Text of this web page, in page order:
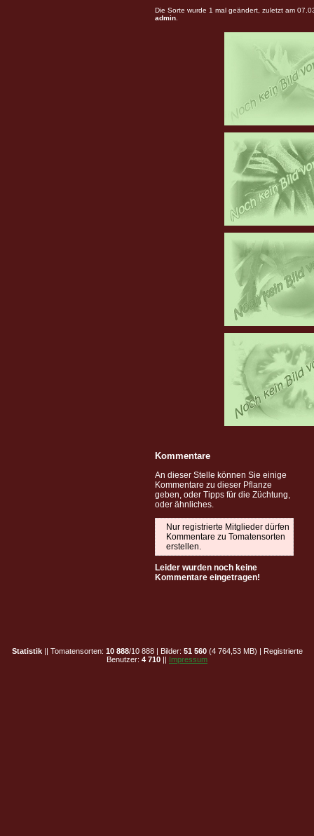
Die Sorte wurde 1 mal geändert, zuletzt am
admin
Kommentare
An dieser Stelle können Sie einige
Kommentare zu dieser Pflanze
geben, oder Tipps für die Züchtung,
oder ähnliches.
Nur registrierte Mitglieder dürfen
Kommentare zu Tomatensorten
erstellen.
Leider wurden noch keine
Kommentare eingetragen!
Statistik|| Tomatensorten: 10 888/10 888 | Bilder: 51 560(4 764,53 MB) | Registrierte
Benutzer: 4 710 || Impressum